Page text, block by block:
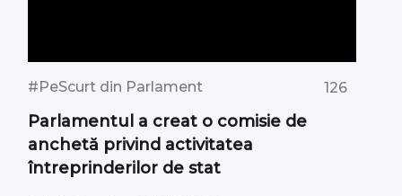
#PeScurt din Parlament 126
Parlamentul a creat o comisie de
anchetă privind activitatea
întreprinderilor de stat